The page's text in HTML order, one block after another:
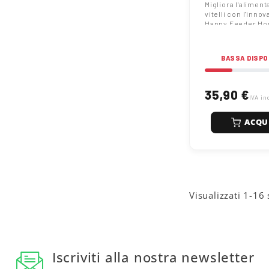
Migliora
vitelli con
Happy Feeder
BASSA
35,90 €IVA
Visualizzati 1-16
Iscriviti alla nostra newsletter